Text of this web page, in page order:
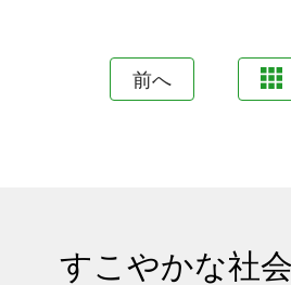
前へ
すこやかな社